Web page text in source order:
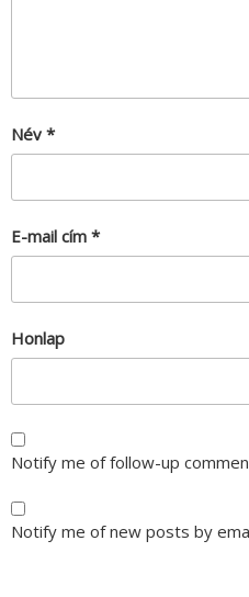
Név *
E-mail cím *
Honlap
Notify me of follow-up
Notify me of new posts by